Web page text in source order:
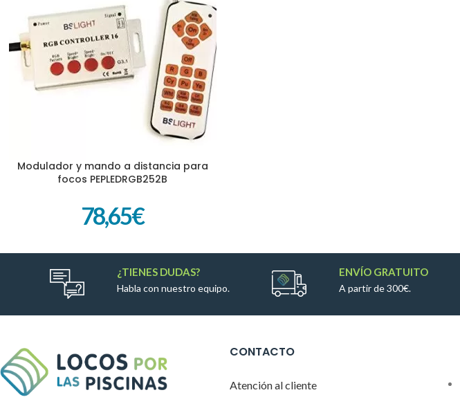
AÑADIR AL CARRITO
Modulador y mando a distancia para
focos PEPLEDRGB252B
78,65€
¿TIENES DUDAS?
Habla con nuestro equipo.
ENVÍO GRATUITO
A partir de 300€.
CONTACTO
Atención al cliente